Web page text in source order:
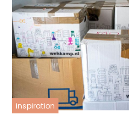
inspiration